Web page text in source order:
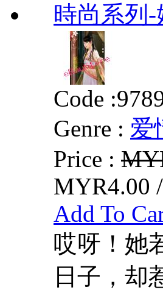
時尚系列
Code :
Genre : 爱
Price :
MYR4.00
Add To
哎呀！她
日子，却